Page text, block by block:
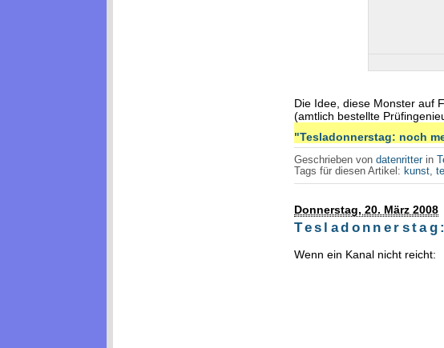
Die Idee, diese Monster auf
(amtlich bestellte
"Tesladonnerstag: noch
Geschrieben vondatenritterin
Tags für diesen Artikel: kunst,
Donnerstag, 20. März 2008
Wenn ein Kanal nicht reicht: